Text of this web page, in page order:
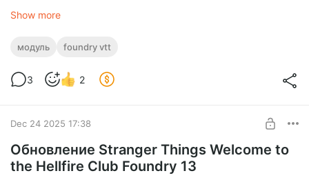
The Vanishing Gnome («Исчезающий гном»)
по плану.
Scream of the Crop («Крик урожая»)
фермой.
Короле»)— Уровень 3. Детектив в доках и крысиная
орда.
Devil, Metal, Die! («Дьявол, Метал, Умри!»)
Show more
модуль foundry vtt
3 2
Dec 24 2025 17:38
Обновление Stranger Things Welcome to
the Hellfire Club Foundry 13